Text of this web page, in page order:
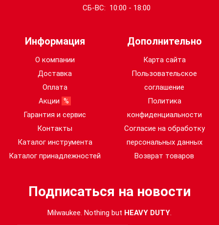
СБ-ВС: 10:00 - 18:00
Информация
О компании
Доставка
Оплата
Акции %
Гарантия и сервис
Контакты
Каталог инструмента
Каталог принадлежностей
Дополнительно
Карта сайта
Пользовательское
соглашение
Политика
конфиденциальности
Согласие на обработку
персональных данных
Возврат товаров
Подписаться на новости
Milwaukee. Nothing but HEAVY DUTY.